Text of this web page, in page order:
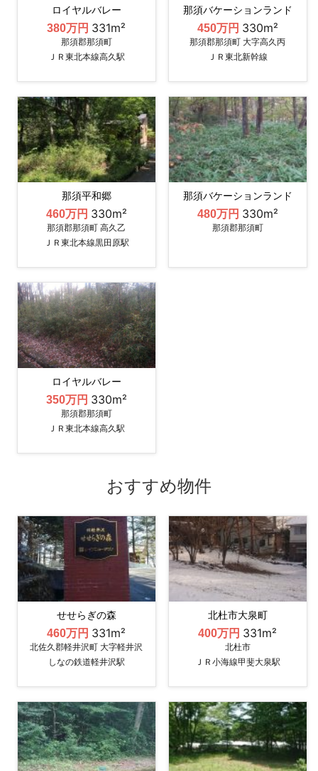
ロイヤルバレー
380万円 331m²
那須郡那須町
ＪＲ東北本線高久駅
那須バケーションランド
450万円 330m²
那須郡那須町 大字高久丙
ＪＲ東北新幹線
那須平和郷
460万円 330m²
那須郡那須町 高久乙
ＪＲ東北本線黒田原駅
那須バケーションランド
480万円 330m²
那須郡那須町
ロイヤルバレー
350万円 330m²
那須郡那須町
ＪＲ東北本線高久駅
おすすめ物件
せせらぎの森
460万円 331m²
北佐久郡軽井沢町 大字軽井沢
しなの鉄道軽井沢駅
北杜市大泉町
400万円 331m²
北杜市
ＪＲ小海線甲斐大泉駅